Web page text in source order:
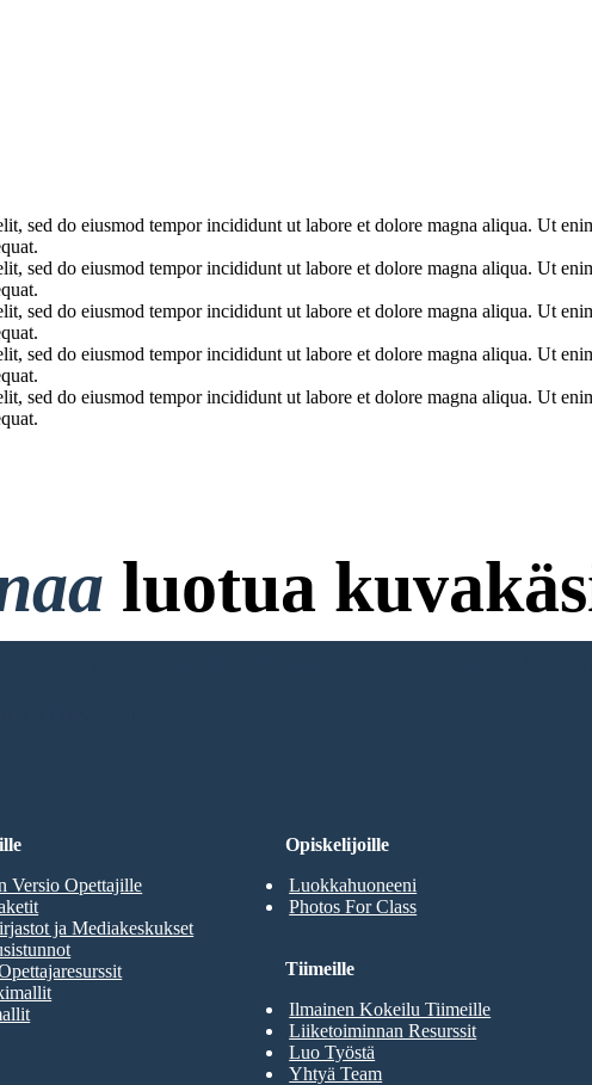
sed do eiusmod tempor incididunt ut labore et dolore magna aliqua. Ut
sed do eiusmod tempor incididunt ut labore et dolore magna aliqua. Ut
sed do eiusmod tempor incididunt ut labore et dolore magna aliqua. Ut
sed do eiusmod tempor incididunt ut labore et dolore magna aliqua. Ut
sed do eiusmod tempor incididunt ut labore et dolore magna aliqua. Ut
luotua
ja ei Vaadi
Opiskelijoille
Luokkahuoneeni
Photos For Class
Versio Opettajille
ja Mediakeskukset
Tiimeille
Ilmainen Kokeilu Tiimeille
Liiketoiminnan Resurssit
Luo Työstä
Yhtyä Team